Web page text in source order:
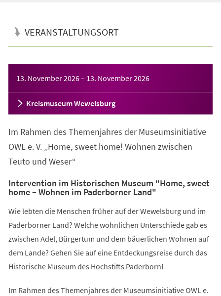
VERANSTALTUNGSORT
13. November 2026– 13. November 2026
Kreismuseum Wewelsburg
Im Rahmen des Themenjahres der Museumsinitiative
OWL e. V. „Home, sweet home! Wohnen zwischen
Teuto und Weser“
Intervention im Historischen Museum "Home, sweet
home – Wohnen im Paderborner Land"
Wie lebten die Menschen früher auf der Wewelsburg und im
Paderborner Land? Welche wohnlichen Unterschiede gab es
zwischen Adel, Bürgertum und dem bäuerlichen Wohnen auf
dem Lande? Gehen Sie auf eine Entdeckungsreise durch das
Historische Museum des Hochstifts Paderborn!
Im Rahmen des Themenjahres der Museumsinitiative OWL e.